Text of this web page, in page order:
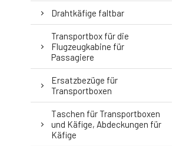
Drahtkäfige faltbar
Transportbox für die
Flugzeugkabine für
Passagiere
Ersatzbezüge für
Transportboxen
Taschen für Transportboxen
und Käfige, Abdeckungen für
Käfige